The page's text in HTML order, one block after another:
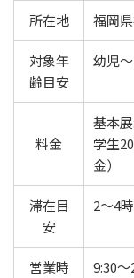
所在地 福岡
対象年
齢目安
幼児
料金
基本
学生
金）
滞在目
安
2〜4
営業時
9:30〜